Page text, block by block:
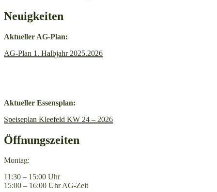
Neuigkeiten
Aktueller AG-Plan:
AG-Plan 1. Halbjahr 2025.2026
Aktueller Essensplan:
Speiseplan Kleefeld KW 24 – 2026
Öffnungszeiten
Montag:
11:30 – 15:00 Uhr
15:00 – 16:00 Uhr AG-Zeit